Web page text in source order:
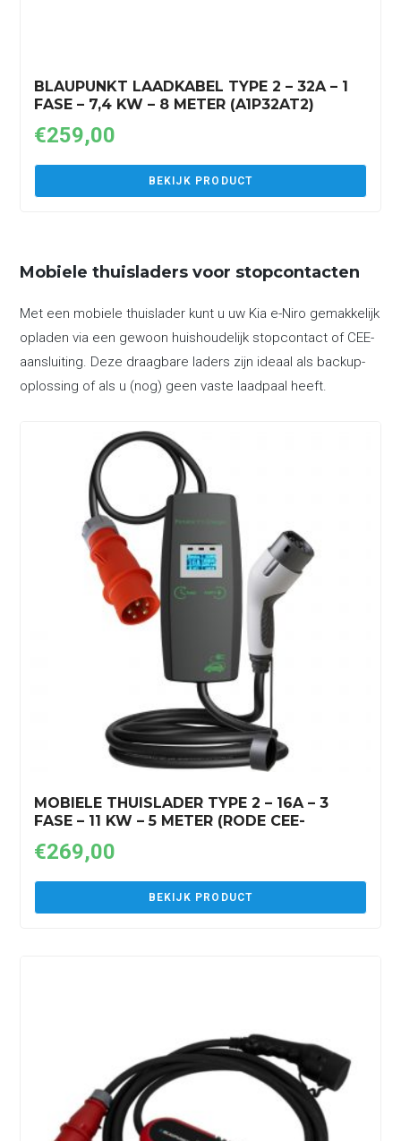
BLAUPUNKT LAADKABEL TYPE 2 – 32A – 1
FASE – 7,4 KW – 8 METER (A1P32AT2)
€259,00
BEKIJK PRODUCT
Mobiele thuisladers voor stopcontacten
Met een mobiele thuislader kunt u uw Kia e-Niro gemakkelijk
opladen via een gewoon huishoudelijk stopcontact of CEE-
aansluiting. Deze draagbare laders zijn ideaal als backup-
oplossing of als u (nog) geen vaste laadpaal heeft.
MOBIELE THUISLADER TYPE 2 – 16A – 3
FASE – 11 KW – 5 METER (RODE CEE-
€269,00
BEKIJK PRODUCT